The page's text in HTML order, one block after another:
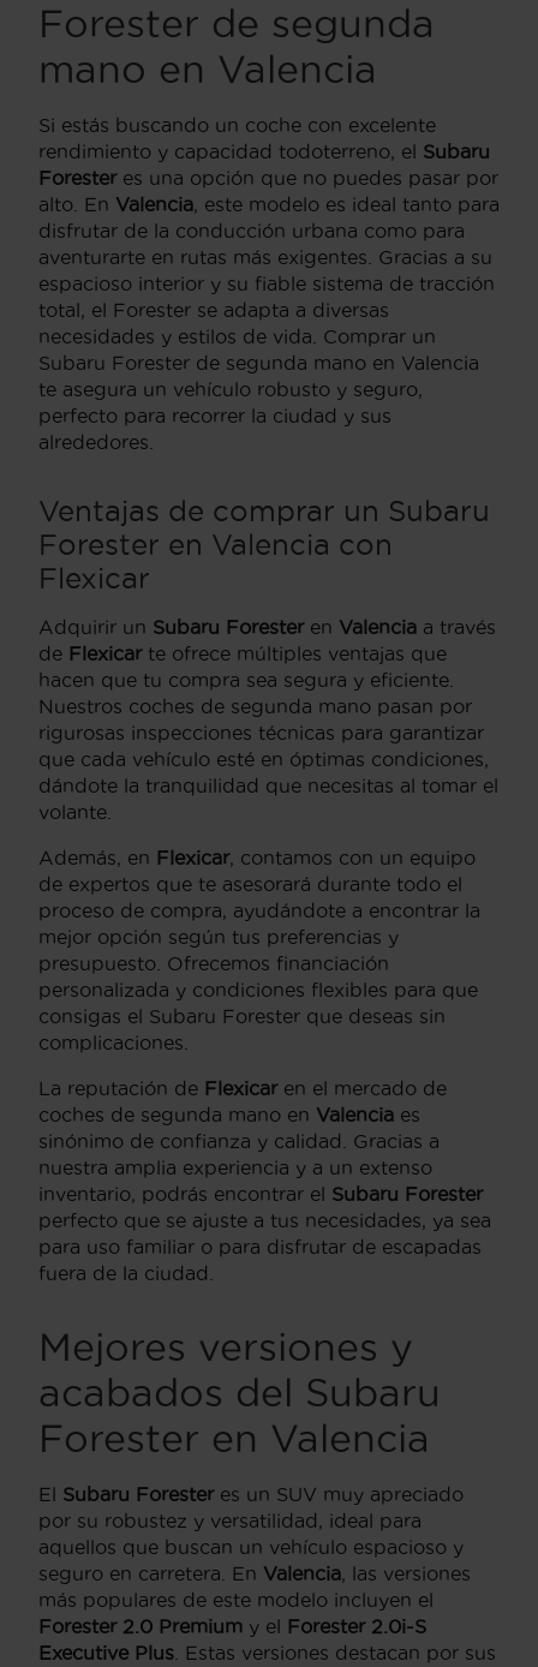
Forester de segunda
mano en Valencia
Si estás buscando un coche con excelente
rendimiento y capacidad todoterreno, el Subaru
Foresteres una opción que no puedes pasar por
alto. En Valencia, este modelo es ideal tanto para
disfrutar de la conducción urbana como para
aventurarte en rutas más exigentes. Gracias a su
espacioso interior y su fiable sistema de tracción
total, el Forester se adapta a diversas
necesidades y estilos de vida. Comprar un
Subaru Forester de segunda mano en Valencia
te asegura un vehículo robusto y seguro,
perfecto para recorrer la ciudad y sus
alrededores.
Ventajas de comprar un Subaru
Forester en Valencia con
Flexicar
Adquirir un Subaru Foresteren Valencia a través
de Flexicarte ofrece múltiples ventajas que
hacen que tu compra sea segura y eficiente.
Nuestros coches de segunda mano pasan por
rigurosas inspecciones técnicas para garantizar
que cada vehículo esté en óptimas condiciones,
dándote la tranquilidad que necesitas al tomar el
volante.
Además, en Flexicar, contamos con un equipo
de expertos que te asesorará durante todo el
proceso de compra, ayudándote a encontrar la
mejor opción según tus preferencias y
presupuesto. Ofrecemos financiación
personalizada y condiciones flexibles para que
consigas el Subaru Forester que deseas sin
complicaciones.
La reputación de Flexicaren el mercado de
coches de segunda mano en Valencia es
sinónimo de confianza y calidad. Gracias a
nuestra amplia experiencia y a un extenso
inventario, podrás encontrar el Subaru Forester
perfecto que se ajuste a tus necesidades, ya sea
para uso familiar o para disfrutar de escapadas
fuera de la ciudad.
Mejores versiones y
acabados del Subaru
Forester en Valencia
El Subaru Foresteres un SUV muy apreciado
por su robustez y versatilidad, ideal para
aquellos que buscan un vehículo espacioso y
seguro en carretera. En Valencia, las versiones
más populares de este modelo incluyen el
Forester 2.0 Premium y el Forester 2.0i-S
Executive Plus . Estas versiones destacan por sus